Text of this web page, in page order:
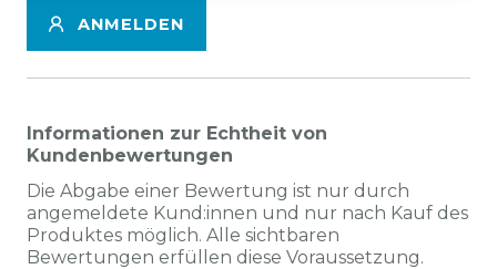
ANMELDEN
Informationen zur Echtheit von
Kundenbewertungen
Die Abgabe einer Bewertung ist nur durch
angemeldete Kund:innen und nur nach Kauf des
Produktes möglich. Alle sichtbaren
Bewertungen erfüllen diese Voraussetzung.